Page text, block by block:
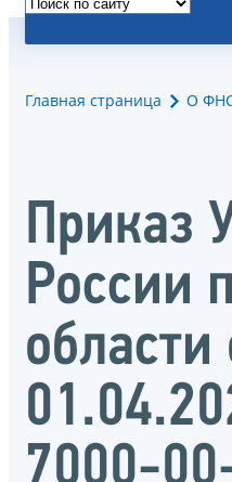
Главная страница О
Приказ
России
области
7000-